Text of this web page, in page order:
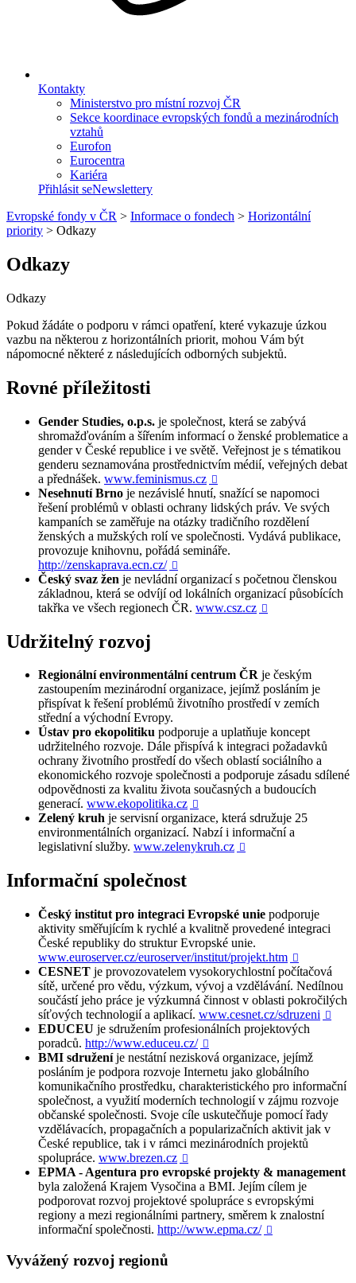
Kontakty
Ministerstvo pro místní rozvoj ČR
Sekce koordinace evropských fondů a mezinárodních
vztahů
Eurofon
Eurocentra
Kariéra
Přihlásit seNewslettery
Evropské fondy v ČR > Informace o fondech > Horizontální
priority > Odkazy
Odkazy
Odkazy
Pokud žádáte o podporu v rámci opatření, které vykazuje úzkou
vazbu na některou z horizontálních priorit, mohou Vám být
nápomocné některé z následujících odborných subjektů.
Rovné příležitosti
Gender Studies, o.p.s. je společnost, která se zabývá
shromažďováním a šířením informací o ženské problematice a
gender v České republice i ve světě. Veřejnost je s tématikou
genderu seznamována prostřednictvím médií, veřejných debat
a přednášek. www.feminismus.cz 
Nesehnutí Brno je nezávislé hnutí, snažící se napomoci
řešení problémů v oblasti ochrany lidských práv. Ve svých
kampaních se zaměřuje na otázky tradičního rozdělení
ženských a mužských rolí ve společnosti. Vydává publikace,
provozuje knihovnu, pořádá semináře.
http://zenskaprava.ecn.cz/ 
Český svaz žen je nevládní organizací s početnou členskou
základnou, která se odvíjí od lokálních organizací působících
takřka ve všech regionech ČR. www.csz.cz 
Udržitelný rozvoj
Regionální environmentální centrum ČR je českým
zastoupením mezinárodní organizace, jejímž posláním je
přispívat k řešení problémů životního prostředí v zemích
střední a východní Evropy.
Ústav pro ekopolitiku podporuje a uplatňuje koncept
udržitelného rozvoje. Dále přispívá k integraci požadavků
ochrany životního prostředí do všech oblastí sociálního a
ekonomického rozvoje společnosti a podporuje zásadu sdílené
odpovědnosti za kvalitu života současných a budoucích
generací. www.ekopolitika.cz 
Zelený kruh je servisní organizace, která sdružuje 25
environmentálních organizací. Nabzí i informační a
legislativní služby. www.zelenykruh.cz 
Informační společnost
Český institut pro integraci Evropské unie podporuje
aktivity směřujícím k rychlé a kvalitně provedené integraci
České republiky do struktur Evropské unie.
www.euroserver.cz/euroserver/institut/projekt.htm 
CESNET je provozovatelem vysokorychlostní počítačová
sítě, určené pro vědu, výzkum, vývoj a vzdělávání. Nedílnou
součástí jeho práce je výzkumná činnost v oblasti pokročilých
síťových technologií a aplikací. www.cesnet.cz/sdruzeni 
EDUCEU je sdružením profesionálních projektových
poradců. http://www.educeu.cz/ 
BMI sdruženíje nestátní nezisková organizace, jejímž
posláním je podpora rozvoje Internetu jako globálního
komunikačního prostředku, charakteristického pro informační
společnost, a využití moderních technologií v zájmu rozvoje
občanské společnosti. Svoje cíle uskutečňuje pomocí řady
vzdělávacích, propagačních a popularizačních aktivit jak v
České republice, tak i v rámci mezinárodních projektů
spolupráce. www.brezen.cz 
EPMA - Agentura pro evropské projekty & management
byla založená Krajem Vysočina a BMI. Jejím cílem je
podporovat rozvoj projektové spolupráce s evropskými
regiony a mezi regionálními partnery, směrem k znalostní
informační společnosti. http://www.epma.cz/ 
Vyvážený rozvoj regionů